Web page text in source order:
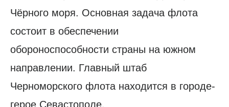
Чёрного моря. Основная задача флота
состоит в обеспечении
обороноспособности страны на южном
направлении. Главный штаб
Черноморского флота находится в городе-
герое Севастополе.